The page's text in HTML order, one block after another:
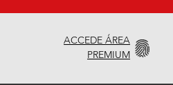
ACCEDE ÁREA
PREMIUM